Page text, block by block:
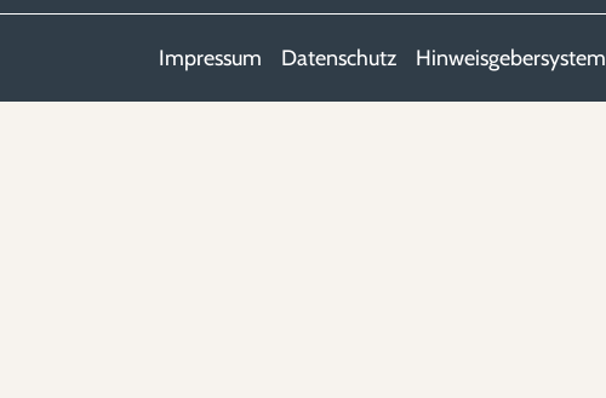
Impressum Datenschutz Hinweisgebersystem